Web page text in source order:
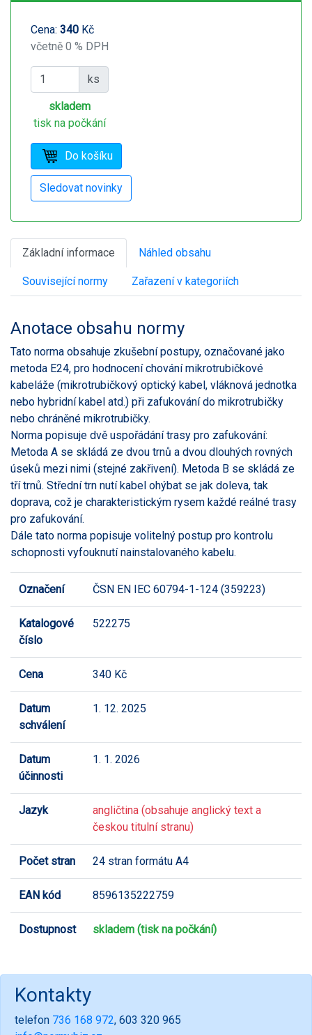
Cena: 340 Kč
včetně 0 % DPH
ks
skladem
tisk na počkání
Základní informace Náhled obsahu
Související normy Zařazení v kategoriích
Anotace obsahu normy
Tato norma obsahuje zkušební postupy, označované jako
metoda E24, pro hodnocení chování mikrotrubičkové
kabeláže (mikrotrubičkový optický kabel, vláknová jednotka
nebo hybridní kabel atd.) při zafukování do mikrotrubičky
nebo chráněné mikrotrubičky.
Norma popisuje dvě uspořádání trasy pro zafukování:
Metoda A se skládá ze dvou trnů a dvou dlouhých rovných
úseků mezi nimi (stejné zakřivení). Metoda B se skládá ze
tří trnů. Střední trn nutí kabel ohýbat se jak doleva, tak
doprava, což je charakteristickým rysem každé reálné trasy
pro zafukování.
Dále tato norma popisuje volitelný postup pro kontrolu
schopnosti vyfouknutí nainstalovaného kabelu.
Označení ČSN EN IEC 60794-1-124 (359223)
Katalogové
číslo
522275
Cena 340 Kč
Datum
schválení
1. 12. 2025
Datum
účinnosti
1. 1. 2026
Jazyk
angličtina (obsahuje anglický text a
českou titulní stranu)
Počet stran 24 stran formátu A4
EAN kód 8596135222759
Dostupnost skladem (tisk na počkání)
Kontakty
telefon 736 168 972, 603 320 965